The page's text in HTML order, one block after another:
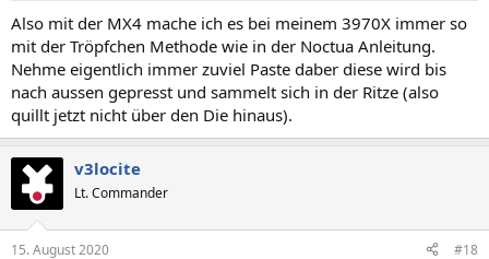
Also mit der MX4 mache ich es bei meinem 3970X immer so
mit der Tröpfchen Methode wie in der Noctua Anleitung.
Nehme eigentlich immer zuviel Paste daber diese wird bis
nach aussen gepresst und sammelt sich in der Ritze (also
quillt jetzt nicht über den Die hinaus).
v3locite
Lt. Commander
15. August 2020 #18